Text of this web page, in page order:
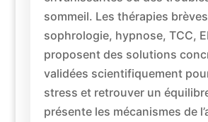
sommeil. Les thérapies
sophrologie, hypnose, TCC,
proposent des solutions
validées scientifiquement
stress et retrouver un
présente les mécanismes de